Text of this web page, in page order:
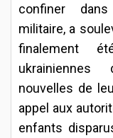
confiner
militaire, a
finalement
ukrainiennes
nouvelles de
appel aux
enfants